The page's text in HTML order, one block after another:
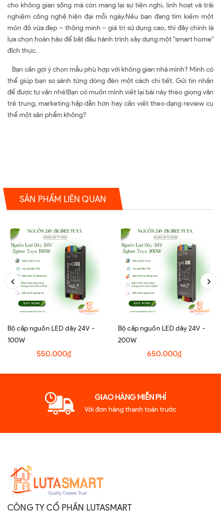
cho không gian sống mà còn mang lại sự tiện nghi, linh hoạt và trải
nghiệm công nghệ hiện đại mỗi ngày.Nếu bạn đang tìm kiếm một
món đồ vừa đẹp – thông minh – giá trị sử dụng cao, thì đây chính là
lựa chọn hoàn hảo để bắt đầu hành trình xây dựng một "smart home"
đích thực.
Bạn cần gợi ý chọn mẫu phù hợp với không gian nhà mình? Mình có
thể giúp bạn so sánh từng dòng đèn một cách chi tiết. Gửi tin nhắn
để được tư vấn nhé!Bạn có muốn mình viết lại bài này theo giọng văn
trẻ trung, marketing hấp dẫn hơn hay cần viết theo dạng review cụ
thể một sản phẩm không?
SẢN PHẨM LIÊN QUAN
Bộ cấp nguồn LED dây 24V -
100W
550.000₫
Bộ cấp nguồn LED dây 24V -
200W
650.000₫
GIAO HÀNG MIỄN PHÍ
Với đơn hàng thanh toán trước
CÔNG TY CỔ PHẦN LUTASMART